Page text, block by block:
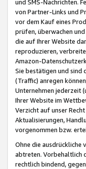
und SMS-Nachrichten.
von Partner-Links und
vor dem Kauf eines
prüfen, überwachen
die auf Ihrer Website
reproduzieren,
Amazon-
Sie bestätigen und sind
(Traffic) anregen
Unternehmen jederzeit
Ihrer Website im
Verzicht auf unser
Aktualisierungen,
vorgenommen bzw.
Ohne die ausdrückliche
abtreten. Vorbehaltlich
rechtlich bindend,